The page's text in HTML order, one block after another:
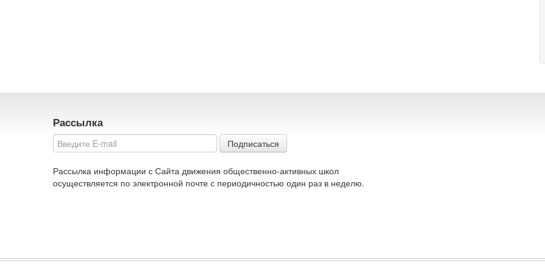
Рассылка
Подписаться
Рассылка информации с Сайта движения общественно-активных школ
осуществляется по электронной почте с периодичностью один раз в неделю.